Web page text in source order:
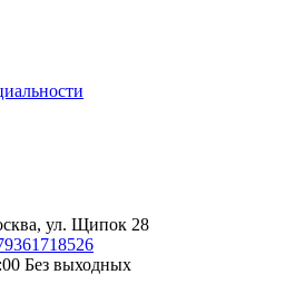
ул. Щипок 28
Без выходных